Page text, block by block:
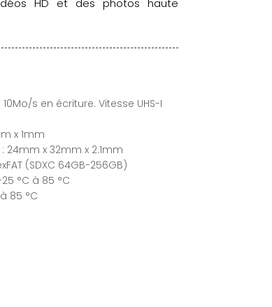
HD et des photos haute
s en écriture. Vitesse UHS-I
x 1mm
x 32mm x 2.1mm
(SDXC 64GB-256GB)
°C à 85 °C
85 °C